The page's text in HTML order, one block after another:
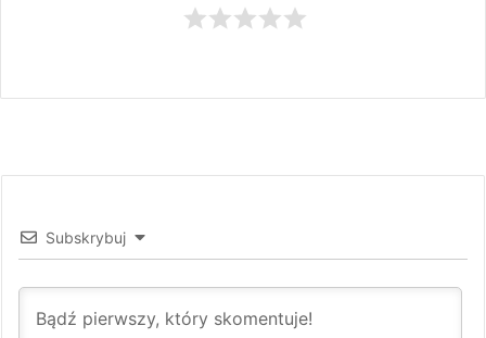
Subskrybuj